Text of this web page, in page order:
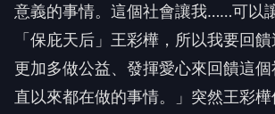
意義的事情。這個社會讓我……可以
「保庇天后」王彩樺，所以我要回
更加多做公益、發揮愛心來回饋這
直以來都在做的事情。」突然王彩